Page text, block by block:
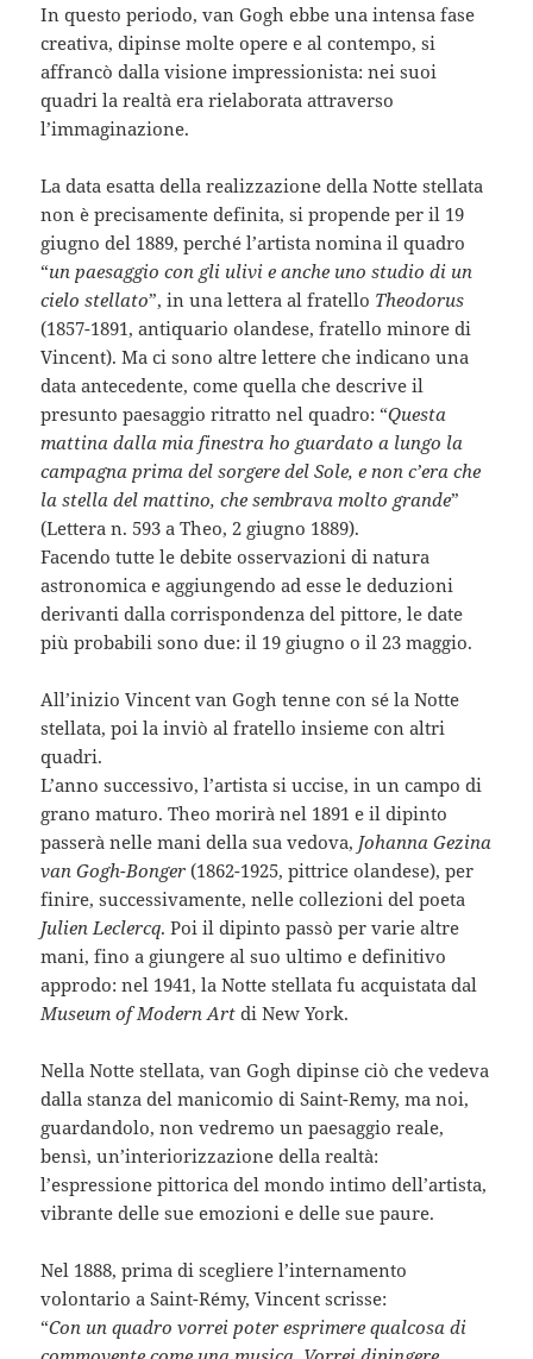
In questo periodo, van Gogh ebbe una intensa fase
creativa, dipinse molte opere e al contempo, si
affrancò dalla visione impressionista: nei suoi
quadri la realtà era rielaborata attraverso
l’immaginazione.
La data esatta della realizzazione della Notte stellata
non è precisamente definita, si propende per il 19
giugno del 1889, perché l’artista nomina il quadro
“un paesaggio con gli ulivi e anche uno studio di un
cielo stellato”, in una lettera al fratello Theodorus
(1857-1891, antiquario olandese, fratello minore di
Vincent). Ma ci sono altre lettere che indicano una
data antecedente, come quella che descrive il
presunto paesaggio ritratto nel quadro: “Questa
mattina dalla mia finestra ho guardato a lungo la
campagna prima del sorgere del Sole, e non c’era che
la stella del mattino, che sembrava molto grande”
(Lettera n. 593 a Theo, 2 giugno 1889).
Facendo tutte le debite osservazioni di natura
astronomica e aggiungendo ad esse le deduzioni
derivanti dalla corrispondenza del pittore, le date
più probabili sono due: il 19 giugno o il 23 maggio.
All’inizio Vincent van Gogh tenne con sé la Notte
stellata, poi la inviò al fratello insieme con altri
quadri.
L’anno successivo, l’artista si uccise, in un campo di
grano maturo. Theo morirà nel 1891 e il dipinto
passerà nelle mani della sua vedova, Johanna Gezina
van Gogh-Bonger (1862-1925, pittrice olandese), per
finire, successivamente, nelle collezioni del poeta
Julien Leclercq. Poi il dipinto passò per varie altre
mani, fino a giungere al suo ultimo e definitivo
approdo: nel 1941, la Notte stellata fu acquistata dal
Museum of Modern Art di New York.
Nella Notte stellata, van Gogh dipinse ciò che vedeva
dalla stanza del manicomio di Saint-Remy, ma noi,
guardandolo, non vedremo un paesaggio reale,
bensì, un’interiorizzazione della realtà:
l’espressione pittorica del mondo intimo dell’artista,
vibrante delle sue emozioni e delle sue paure.
Nel 1888, prima di scegliere l’internamento
volontario a Saint-Rémy, Vincent scrisse:
“Con un quadro vorrei poter esprimere qualcosa di